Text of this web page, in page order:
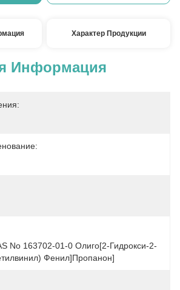
Характер Продукции
Информация
No 163702-01-0 Олиго[2-Гидрокси-2-
Фенил]пропанон]